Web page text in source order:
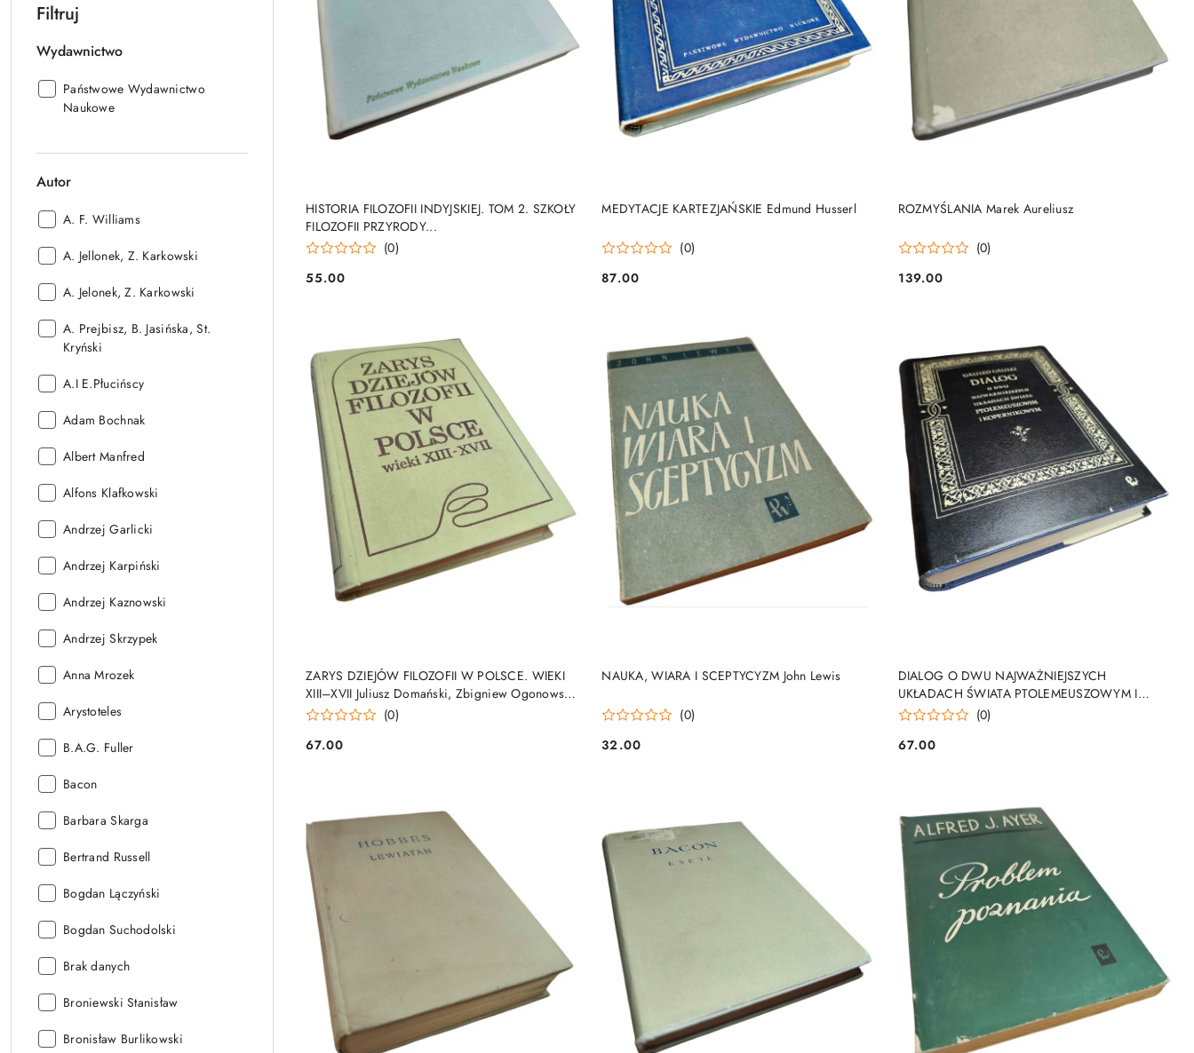
Filtruj
Wydawnictwo
Wydawnictwo:
Państwowe Wydawnictwo
Naukowe
Autor
Autor:
A. F. Williams
Autor:
A. Jellonek, Z. Karkowski
Autor:
A. Jelonek, Z. Karkowski
Autor:
A. Prejbisz, B. Jasińska, St.
Kryński
Autor:
A.I E.Płucińscy
Autor:
Adam Bochnak
Autor:
Albert Manfred
Autor:
Alfons Klafkowski
Autor:
Andrzej Garlicki
Autor:
Andrzej Karpiński
Autor:
Andrzej Kaznowski
Autor:
Andrzej Skrzypek
Autor:
Anna Mrozek
Autor:
Arystoteles
Autor:
B.A.G. Fuller
Autor:
Bacon
Autor:
Barbara Skarga
Autor:
Bertrand Russell
Autor:
Bogdan Lączyński
Autor:
Bogdan Suchodolski
Autor:
Brak danych
Autor:
Broniewski Stanisław
Autor:
Bronisław Burlikowski
HISTORIA FILOZOFII INDYJSKIEJ. TOM 2. SZKOŁY
FILOZOFII PRZYRODY...
(0)
Cena:
55.00
DO KOSZYKA MEDYTACJE KARTEZJAŃSKIE Edmund Husserl
(0)
Cena:
87.00
DO KOSZYKA ROZMYŚLANIA Marek Aureliusz
(0)
Cena:
139.00
DO KOSZYKA
ZARYS DZIEJÓW FILOZOFII W POLSCE. WIEKI
XIII–XVII Juliusz Domański, Zbigniew Ogonowski,
Lech Szczucki (0)
Cena:
67.00
DO KOSZYKA NAUKA, WIARA I SCEPTYCYZM John Lewis
(0)
Cena:
32.00
DO KOSZYKA
DIALOG O DWU NAJWAŻNIEJSZYCH
UKŁADACH ŚWIATA PTOLEMEUSZOWYM I
KOPERNIKOWYM Galileo Galilei
(0)
Cena:
67.00
DO KOSZYKA